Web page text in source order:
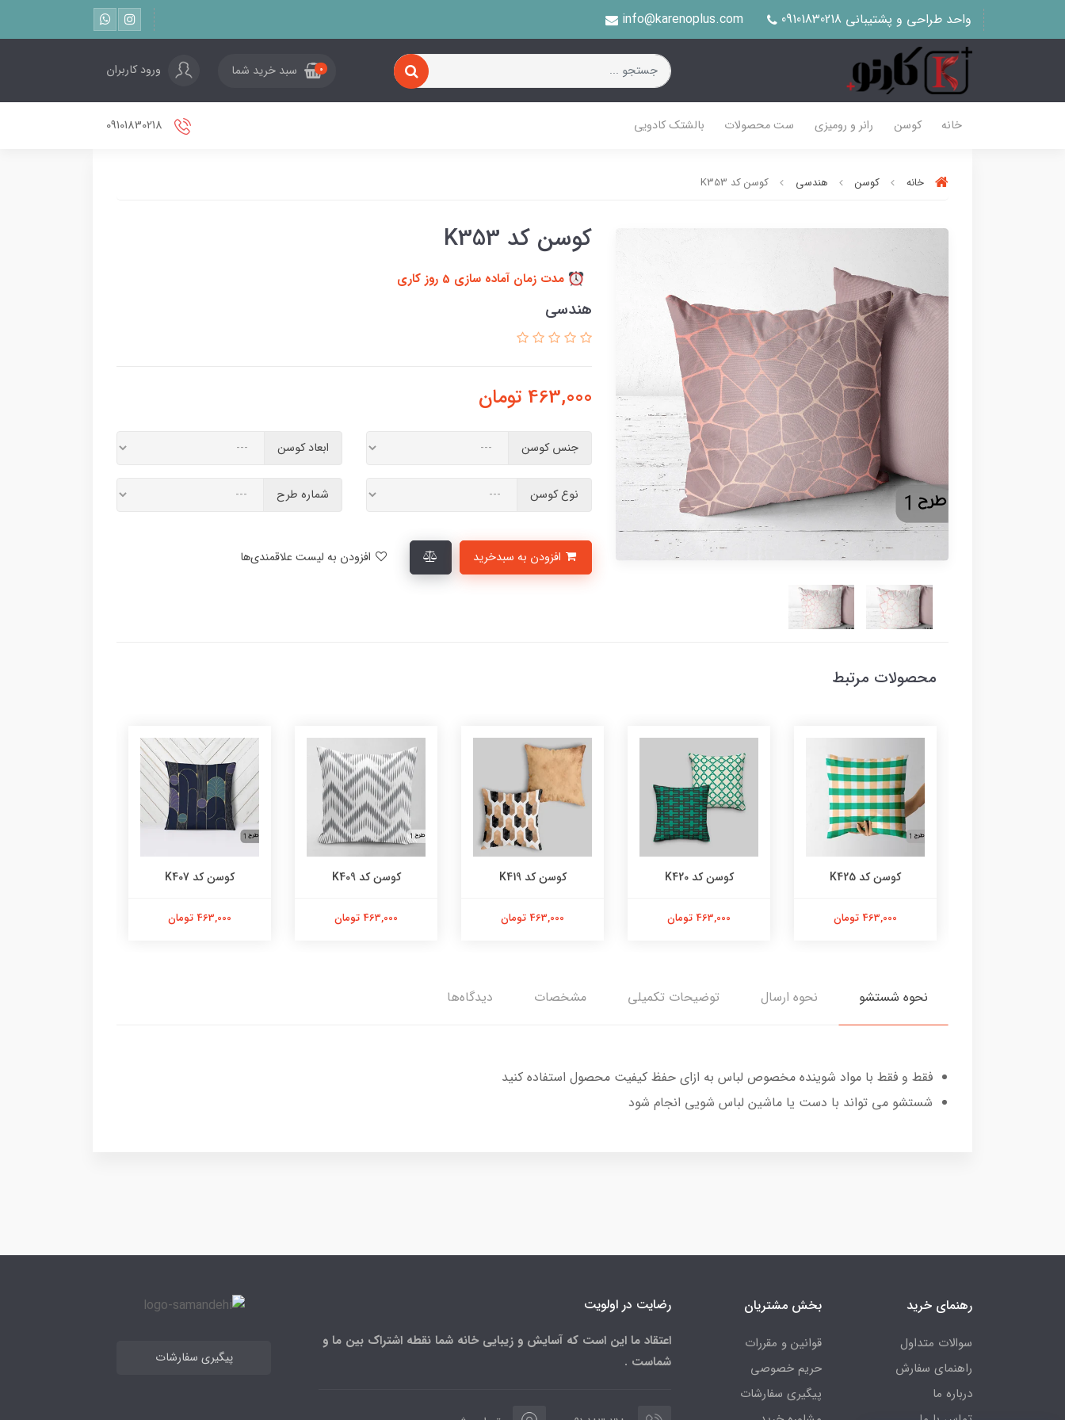
واحد طراحی و پشتیبانی 09101830218 info@karenoplus.com
0 سبد خرید شما ورود کاربران
خانه کوسن رانر و رومیزی ست محصولات بالشتک کادویی
خانه کوسن هندسی کوسن کد K353
کوسن کد K353
مدت زمان آماده سازی 5 روز کاری
هندسی
463,000 تومان
جنس کوسن ابعاد کوسن
نوع کوسن شماره طرح
محصولات مرتبط
کوسن کد K425
463,000 تومان
کوسن کد K420
463,000 تومان
کوسن کد K419
463,000 تومان
کوسن کد K409
463,000 تومان
کوسن کد K407
463,000 تومان
نحوه شستشو نحوه ارسال توضیحات تکمیلی مشخصات دیدگاه‌ها
فقط و فقط با مواد شوینده مخصوص لباس به ازای حفظ کیفیت محصول استفاده کنید
شستشو می تواند با دست یا ماشین لباس شویی انجام شود
رهنمای خرید
سوالات متداول
راهنمای سفارش
درباره ما
بخش مشتریان
قوانین و مقررات
حریم خصوصی
پیگیری سفارشات
رضایت در اولویت
اعتقاد ما این است که آسایش و زیبایی خانه شما نقطه اشتراک بین ما و
شماست .
پیگیری سفارشات